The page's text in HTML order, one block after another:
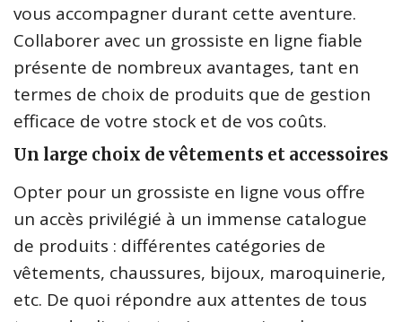
vous accompagner durant cette aventure.
Collaborer avec un grossiste en ligne fiable
présente de nombreux avantages, tant en
termes de choix de produits que de gestion
efficace de votre stock et de vos coûts.
Un large choix de vêtements et accessoires
Opter pour un grossiste en ligne vous offre
un accès privilégié à un immense catalogue
de produits : différentes catégories de
vêtements, chaussures, bijoux, maroquinerie,
etc. De quoi répondre aux attentes de tous